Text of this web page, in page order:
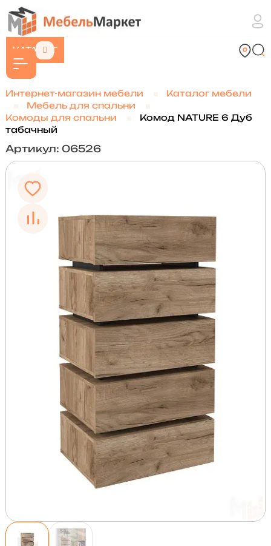
КАТАЛОГ
Интернет-магазин мебели
Каталог мебели
Мебель для спальни
Комоды для спальни
Комод NATURE 6 Дуб
табачный
Артикул: 06526